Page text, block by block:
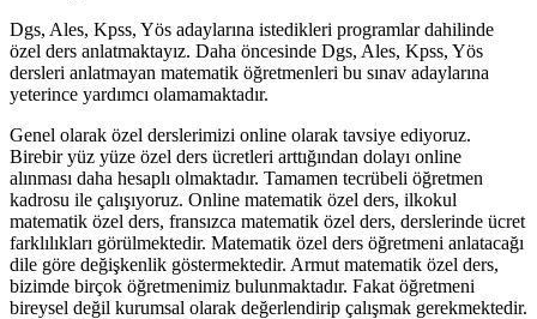
Dgs, Ales, Kpss, Yös adaylarına istedikleri programlar dahilinde
özel ders anlatmaktayız. Daha öncesinde Dgs, Ales, Kpss, Yös
dersleri anlatmayan matematik öğretmenleri bu sınav adaylarına
yeterince yardımcı olamamaktadır.
Genel olarak özel derslerimizi online olarak tavsiye ediyoruz.
Birebir yüz yüze özel ders ücretleri arttığından dolayı online
alınması daha hesaplı olmaktadır. Tamamen tecrübeli öğretmen
kadrosu ile çalışıyoruz. Online matematik özel ders, ilkokul
matematik özel ders, fransızca matematik özel ders, derslerinde ücret
farklılıkları görülmektedir. Matematik özel ders öğretmeni anlatacağı
dile göre değişkenlik göstermektedir. Armut matematik özel ders,
bizimde birçok öğretmenimiz bulunmaktadır. Fakat öğretmeni
bireysel değil kurumsal olarak değerlendirip çalışmak gerekmektedir.